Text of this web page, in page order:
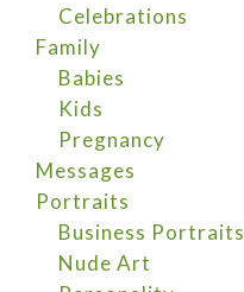
Celebrations
Family
Babies
Kids
Pregnancy
Messages
Portraits
Business Portraits
Nude Art